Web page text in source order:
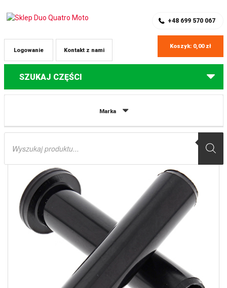
+48 699 570 067
Kontakt z nami
Logowanie
Koszyk: 0,00 zł
SZUKAJ CZĘŚCI
Marka
Wyszukiwarka
Części do quadów Polaris
SPORTSMAN 400/500/700/800 ALL BALLS